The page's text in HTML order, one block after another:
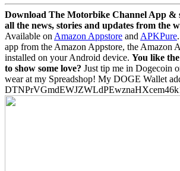
Download The Motorbike Channel App &
all the news, stories and updates from the
Available on Amazon Appstore and APKPure.
app from the Amazon Appstore, the Amazon
installed on your Android device. You like
to show some love? Just tip me in Dogecoin
wear at my Spreadshop! My DOGE Wallet